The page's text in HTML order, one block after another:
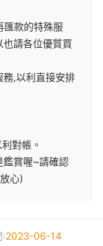
款的特殊服
請各位優質買
務,以利直接安排
對帳。
鑑賞喔~請確認
心)
:2023-06-14